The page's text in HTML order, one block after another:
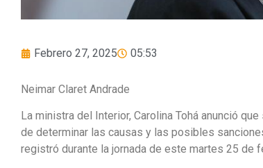
Febrero 27, 2025 05:53
Neimar Claret Andrade
La ministra del Interior, Carolina Tohá anunció
de determinar las causas y las posibles
registró durante la jornada de este martes 25 de